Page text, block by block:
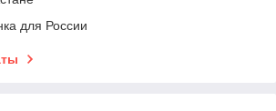
для России